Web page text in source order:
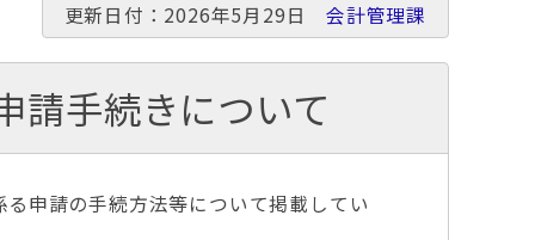
更新日付：2026年5月29日会計管理課
請手続きについて
申請の手続方法等について掲載してい